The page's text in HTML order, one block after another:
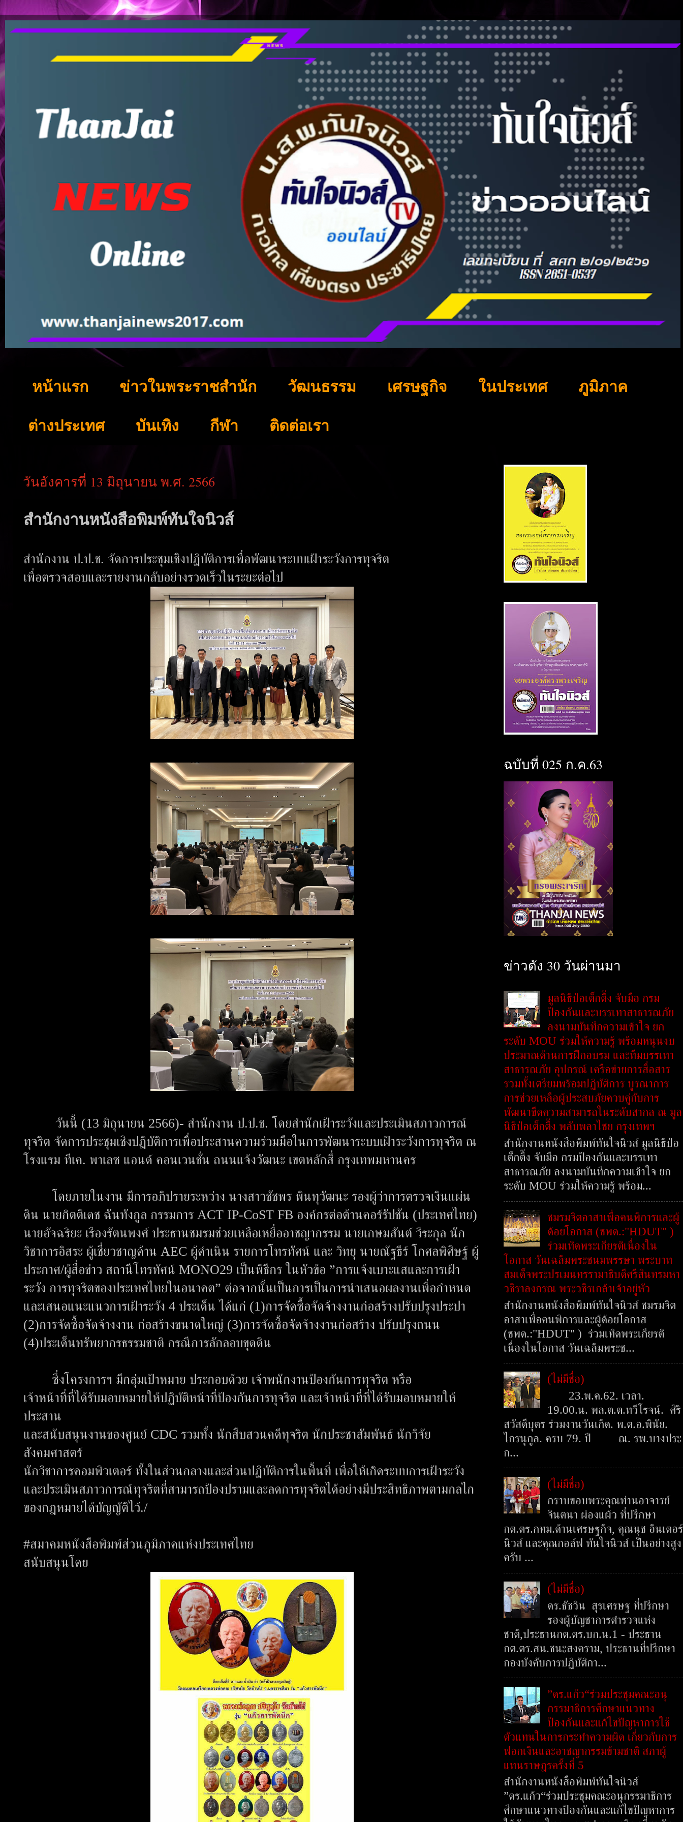
หน้าแรก ข่าวในพระราชสำนัก วัฒนธรรม เศรษฐกิจ ในประเทศ ภูมิภาค
ต่างประเทศ บันเทิง กีฬา ติดต่อเรา
วันอังคารที่ 13 มิถุนายน พ.ศ. 2566
สำนักงานหนังสือพิมพ์ทันใจนิวส์
สำนักงาน ป.ป.ช. จัดการประชุมเชิงปฏิบัติการเพื่อพัฒนาระบบเฝ้าระวังการทุจริต
เพื่อตรวจสอบและรายงานกลับอย่างรวดเร็วในระยะต่อไป
วันนี้ (13 มิถุนายน 2566)- สำนักงาน ป.ป.ช. โดยสำนักเฝ้าระวังและประเมินสภาวการณ์
ทุจริต จัดการประชุมเชิงปฏิบัติการเพื่อประสานความร่วมมือในการพัฒนาระบบเฝ้าระวังการทุจริต ณ
โรงแรม ทีเค. พาเลซ แอนด์ คอนเวนชั่น ถนนแจ้งวัฒนะ เขตหลักสี่ กรุงเทพมหานคร
โดยภายในงาน มีการอภิปรายระหว่าง นางสาวชัชพร พินทุวัฒนะ รองผู้ว่าการตรวจเงินแผ่น
ดิน นายกิตติเดช ฉันทังกูล กรรมการ ACT IP-CoST FB องค์กรต่อต้านคอร์รัปชัน (ประเทศไทย)
นายอัจฉริยะ เรืองรัตนพงศ์ ประธานชมรมช่วยเหลือเหยื่ออาชญากรรม นายเกษมสันต์ วีระกุล นัก
วิชาการอิสระ ผู้เชี่ยวชาญด้าน AEC ผู้ดำเนิน รายการโทรทัศน์ และ วิทยุ นายณัฐธีร์ โกศลพิศิษฐ์ ผู้
ประกาศ/ผู้สื่อข่าว สถานีโทรทัศน์ MONO29 เป็นพิธีกร ในหัวข้อ ”การแจ้งเบาะแสและการเฝ้า
ระวัง การทุจริตของประเทศไทยในอนาคต” ต่อจากนั้นเป็นการเป็นการนำเสนอผลงานเพื่อกำหนด
และเสนอแนะแนวการเฝ้าระวัง 4 ประเด็น ได้แก่ (1)การจัดซื้อจัดจ้างงานก่อสร้างปรับปรุงประปา
(2)การจัดซื้อจัดจ้างงาน ก่อสร้างขนาดใหญ่ (3)การจัดซื้อจัดจ้างงานก่อสร้าง ปรับปรุงถนน
(4)ประเด็นทรัพยากรธรรมชาติ กรณีการลักลอบขุดดิน
ซึ่งโครงการฯ มีกลุ่มเป้าหมาย ประกอบด้วย เจ้าพนักงานป้องกันการทุจริต หรือ
เจ้าหน้าที่ที่ได้รับมอบหมายให้ปฏิบัติหน้าที่ป้องกันการทุจริต และเจ้าหน้าที่ที่ได้รับมอบหมายให้
ประสาน
และสนับสนุนงานของศูนย์ CDC รวมทั้ง นักสืบสวนคดีทุจริต นักประชาสัมพันธ์ นักวิจัย
สังคมศาสตร์
นักวิชาการคอมพิวเตอร์ ทั้งในส่วนกลางและส่วนปฏิบัติการในพื้นที่ เพื่อให้เกิดระบบการเฝ้าระวัง
และประเมินสภาวการณ์ทุจริตที่สามารถป้องปรามและลดการทุจริตได้อย่างมีประสิทธิภาพตามกลไก
ของกฎหมายได้บัญญัติไว้./
#สมาคมหนังสือพิมพ์ส่วนภูมิภาคแห่งประเทศไทย
สนับสนุนโดย
ฉบับที่ 025 ก.ค.63
ข่าวดัง 30 วันผ่านมา
มูลนิธิป่อเต็กตึ๊ง จับมือ กรม
ป้องกันและบรรเทาสาธารณภัย
ลงนามบันทึกความเข้าใจ ยก
ระดับ MOU ร่วมให้ความรู้ พร้อมหนุนงบ
ประมาณด้านการฝึกอบรม และทีมบรรเทา
สาธารณภัย อุปกรณ์ เครือข่ายการสื่อสาร
รวมทั้งเตรียมพร้อมปฏิบัติการ บูรณาการ
การช่วยเหลือผู้ประสบภัยควบคู่กับการ
พัฒนาขีดความสามารถในระดับสากล ณ มูล
นิธิป่อเต็กตึ๊ง พลับพลาไชย กรุงเทพฯ
สำนักงานหนังสือพิมพ์ทันใจนิวส์ มูลนิธิป่อ
เต็กตึ๊ง จับมือ กรมป้องกันและบรรเทา
สาธารณภัย ลงนามบันทึกความเข้าใจ ยก
ระดับ MOU ร่วมให้ความรู้ พร้อม...
ชมรมจิตอาสาเพื่อคนพิการและผู้
ด้อยโอกาส (ชพด.:"HDUT" )
ร่วมเทิดพระเกียรติเนื่องใน
โอกาส วันเฉลิมพระชนมพรรษา พระบาท
สมเด็จพระปรเมนทรรามาธิบดีศรีสินทรมหา
วชิราลงกรณ พระวชิรเกล้าเจ้าอยู่หัว
สำนักงานหนังสือพิมพ์ทันใจนิวส์ ชมรมจิต
อาสาเพื่อคนพิการและผู้ด้อยโอกาส
(ชพด.:"HDUT" ) ร่วมเทิดพระเกียรติ
เนื่องในโอกาส วันเฉลิมพระช...
(ไม่มีชื่อ)
23.พ.ค.62. เวลา.
19.00.น. พล.ต.ต.ทวีโรจน์. ศิริ
สวัสดีบุตร ร่วมงานวันเกิด. พ.ต.อ.พินัย.
ไกรนุกูล. ครบ 79. ปี ณ. รพ.บางประ
ก...
(ไม่มีชื่อ)
กราบขอบพระคุณท่านอาจารย์
จินตนา ผ่องแผ้ว ที่ปรึกษา
กต.ตร.กทม.ด้านเศรษฐกิจ, คุณนุช อินเตอร์
นิวส์ และคุณกอล์ฟ ทันใจนิวส์ เป็นอย่างสูง
ครับ ...
(ไม่มีชื่อ)
ดร.ธัชวิน สุรเศรษฐ ที่ปรึกษา
รองผู้บัญชาการตำรวจแห่ง
ชาติ,ประธานกต.ตร.บก.น.1 - ประธาน
กต.ตร.สน.ชนะสงคราม, ประธานที่ปรึกษา
กองบังคับการปฏิบัติกา...
”ดร.แก้ว“ร่วมประชุมคณะอนุ
กรรมาธิการศึกษาแนวทาง
ป้องกันและแก้ไขปัญหาการใช้
ตัวแทนในการกระทำความผิด เกี่ยวกับการ
ฟอกเงินและอาชญากรรมข้ามชาติ สภาผู้
แทนราษฎรครั้งที่ 5
สำนักงานหนังสือพิมพ์ทันใจนิวส์
”ดร.แก้ว“ร่วมประชุมคณะอนุกรรมาธิการ
ศึกษาแนวทางป้องกันและแก้ไขปัญหาการ